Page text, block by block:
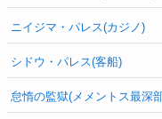
ニイジマ・パレス(カジノ)
シドウ・パレス(客船)
怠惰の監獄(メメントス最深